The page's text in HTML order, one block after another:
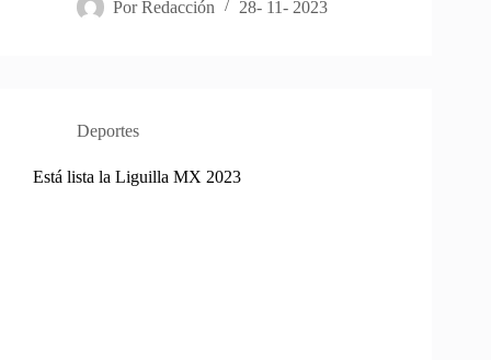
Por Redacción 28- 11- 2023
Deportes
Está lista la Liguilla MX 2023